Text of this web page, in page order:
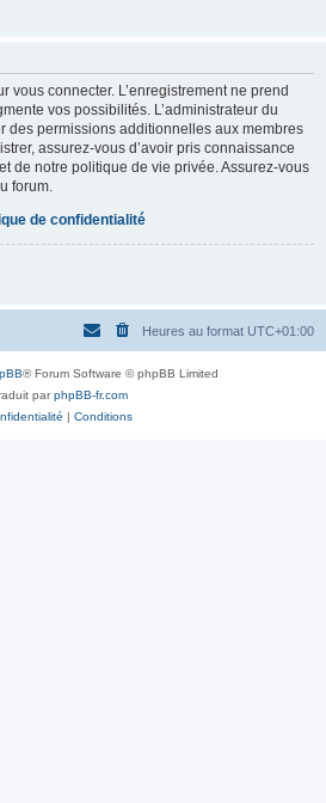
vous connecter. L’enregistrement ne prend
vos possibilités. L’administrateur du
des permissions additionnelles aux membres
assurez-vous d’avoir pris connaissance
de notre politique de vie privée. Assurez-vous
forum.
de confidentialité
Heures au format UTC+01:00
® Forum Software © phpBB Limited
parphpBB-fr.com
| Conditions